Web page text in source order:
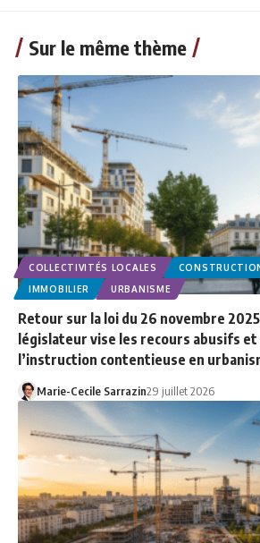
Sur le même thème
COLLECTIVITÉS LOCALES
IMMOBILIER
URBANISME
Retour sur la loi du 26 novembre
législateur vise les recours abusifs et
l’instruction contentieuse en
Marie-Cecile Sarrazin29 juillet 2026